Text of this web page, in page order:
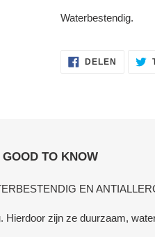
Waterbestendig.
DELEN
DELEN
GOOD TO KNOW
EN
zijn ze duurzaam,